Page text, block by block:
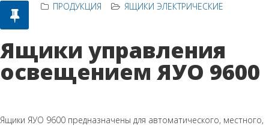
ПРОДУКЦИЯ ЯЩИКИ ЭЛЕКТРИЧЕСКИЕ
Ящики управления
освещением ЯУО 9600
Ящики ЯУО 9600 предназначены для автоматического, местного,